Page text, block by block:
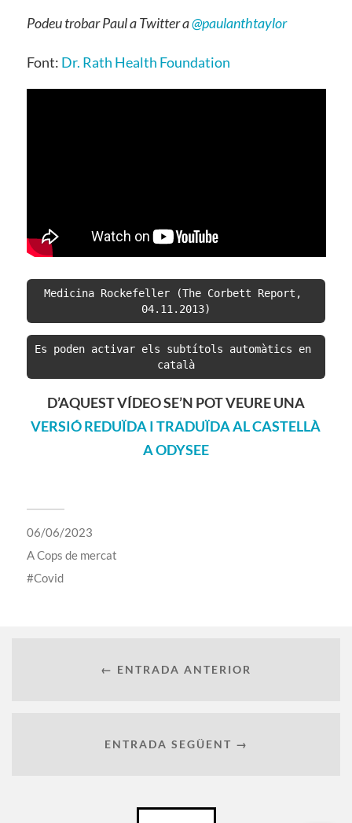
Podeu trobar Paul a Twitter a@paulanthtaylor
Font: Dr. Rath Health Foundation
Medicina Rockefeller (The Corbett Report,
04.11.2013)
Es poden activar els subtítols automàtics en
català
D’AQUEST VÍDEO SE’N POT VEURE UNA
VERSIÓ REDUÏDA I TRADUÏDA AL CASTELLÀ
A ODYSEE
06/06/2023
ACops de mercat
Covid
← ENTRADA ANTERIOR
ENTRADA SEGÜENT →